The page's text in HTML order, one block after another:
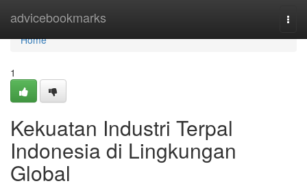
advicebookmarks
Home
Home
1
Kekuatan Industri Terpal
Indonesia di Lingkungan
Global